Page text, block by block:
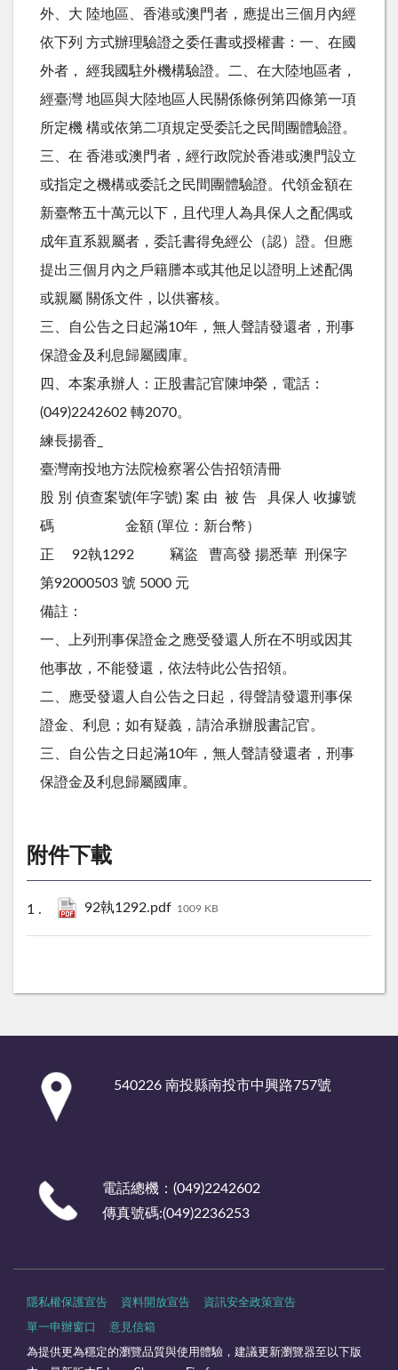
外、大 陸地區、香港或澳門者，應提出三個月內經
依下列 方式辦理驗證之委任書或授權書：一、在國
外者， 經我國駐外機構驗證。二、在大陸地區者，
經臺灣 地區與大陸地區人民關係條例第四條第一項
所定機 構或依第二項規定受委託之民間團體驗證。
三、在 香港或澳門者，經行政院於香港或澳門設立
或指定之機構或委託之民間團體驗證。代領金額在
新臺幣五十萬元以下，且代理人為具保人之配偶或
成年直系親屬者，委託書得免經公（認）證。但應
提出三個月內之戶籍謄本或其他足以證明上述配偶
或親屬 關係文件，以供審核。
三、自公告之日起滿10年，無人聲請發還者，刑事
保證金及利息歸屬國庫。
四、本案承辦人：正股書記官陳坤榮，電話：
(049)2242602 轉2070。
練長揚香_
臺灣南投地方法院檢察署公告招領清冊
股 別 偵查案號(年字號) 案 由 被 告 具保人 收據號
碼 金額 (單位：新台幣）
正 92執1292 竊盜 曹高發 揚悉華 刑保字
第92000503 號 5000 元
備註：
一、上列刑事保證金之應受發還人所在不明或因其
他事故，不能發還，依法特此公告招領。
二、應受發還人自公告之日起，得聲請發還刑事保
證金、利息；如有疑義，請洽承辦股書記官。
三、自公告之日起滿10年，無人聲請發還者，刑事
保證金及利息歸屬國庫。
附件下載
92執1292.pdf 1009 KB
540226 南投縣南投市中興路757號
電話總機：(049)2242602
傳真號碼:(049)2236253
隱私權保護宣告 資料開放宣告 資訊安全政策宣告
單一申辦窗口 意見信箱
為提供更為穩定的瀏覽品質與使用體驗，建議更新瀏覽器至以下版